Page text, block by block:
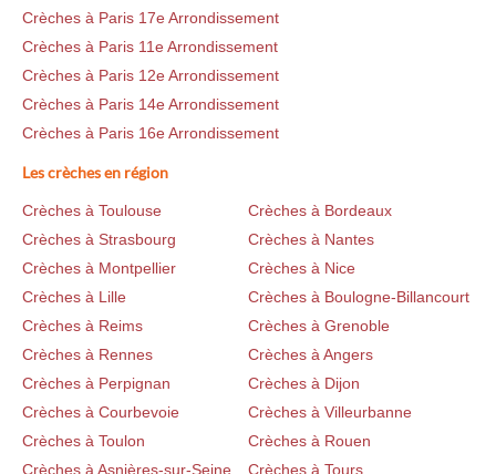
Crèches à Paris 17e Arrondissement
Crèches à Paris 11e Arrondissement
Crèches à Paris 12e Arrondissement
Crèches à Paris 14e Arrondissement
Crèches à Paris 16e Arrondissement
Les crèches en région
Crèches à Toulouse
Crèches à Bordeaux
Crèches à Strasbourg
Crèches à Nantes
Crèches à Montpellier
Crèches à Nice
Crèches à Lille
Crèches à Boulogne-Billancourt
Crèches à Reims
Crèches à Grenoble
Crèches à Rennes
Crèches à Angers
Crèches à Perpignan
Crèches à Dijon
Crèches à Courbevoie
Crèches à Villeurbanne
Crèches à Toulon
Crèches à Rouen
Crèches à Asnières-sur-Seine
Crèches à Tours